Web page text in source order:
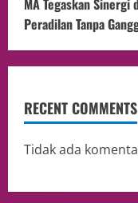
MA Tegaskan
Peradilan Tanpa
RECENT COMMENTS
Tidak ada